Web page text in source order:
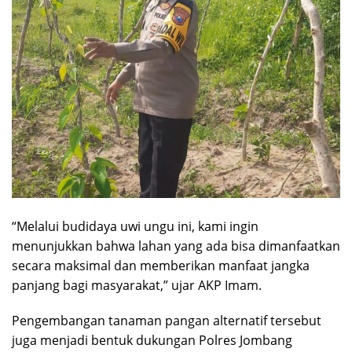
“Melalui budidaya uwi ungu ini, kami ingin
menunjukkan bahwa lahan yang ada bisa dimanfaatkan
secara maksimal dan memberikan manfaat jangka
panjang bagi masyarakat,” ujar AKP Imam.
Pengembangan tanaman pangan alternatif tersebut
juga menjadi bentuk dukungan Polres Jombang